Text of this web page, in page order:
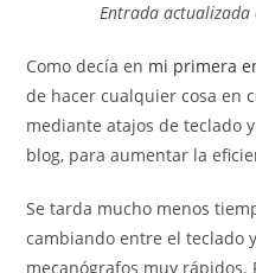
Entrada
Como decía en mi primera
de hacer cualquier cosa en
mediante atajos de teclado
blog, para aumentar la
Se tarda mucho menos
cambiando entre el teclado
mecanógrafos muy rápidos.